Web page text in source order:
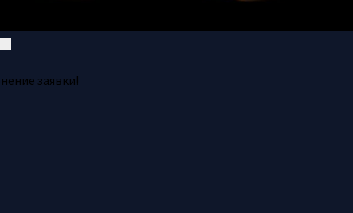
заявки!